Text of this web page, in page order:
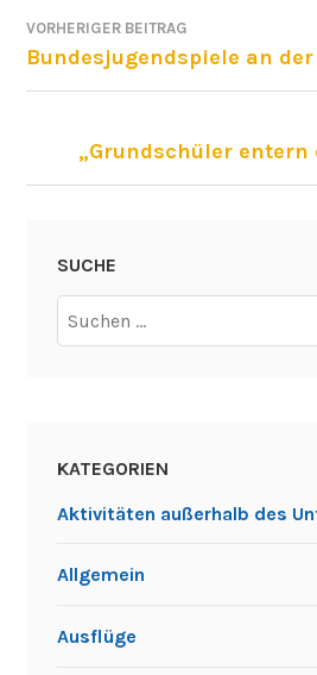
VORHERIGER BEITRAG
Bundesjugendspiele an
„Grundschüler
SUCHE
Suchen
nach:
KATEGORIEN
Aktivitäten außerhalb des
Allgemein
Ausflüge